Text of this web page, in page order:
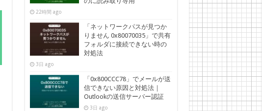
22時間 ago
「ネットワークパスが見つか
りません 0x80070035」で共有
フォルダに接続できない時の
対処法
3日 ago
「0x800CCC78」でメールが送
信できない原因と対処法｜
Outlookの送信サーバー認証
3日 ago